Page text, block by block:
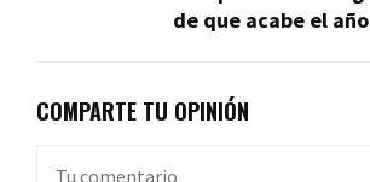
de que acabe el año
COMPARTE TU OPINIÓN